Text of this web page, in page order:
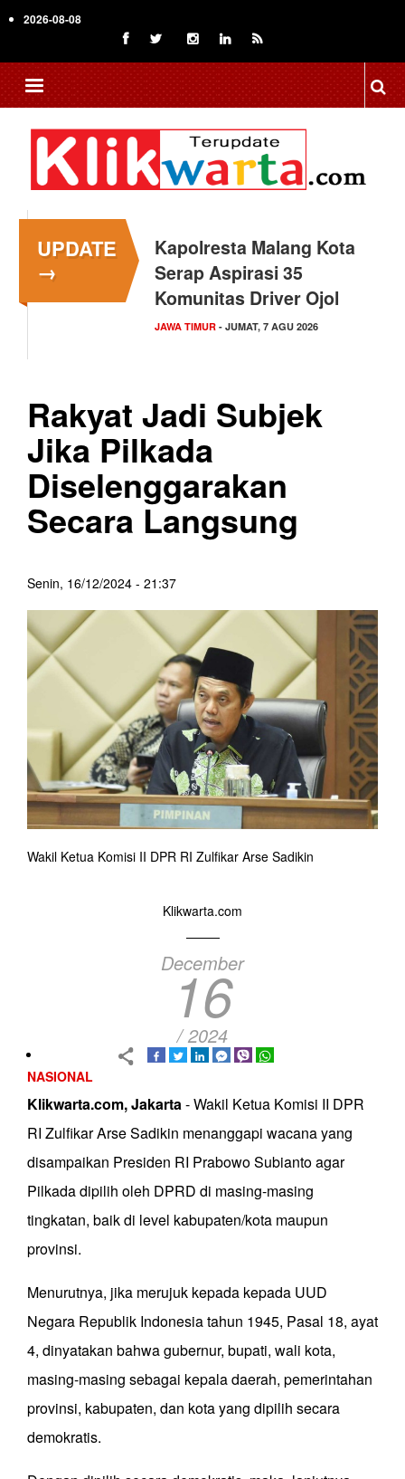
to
content
2026-08-08
UPDATE
→
Kapolresta Malang Kota
Serap Aspirasi 35
Komunitas Driver Ojol
JAWA TIMUR - JUMAT, 7 AGU 2026
Rakyat Jadi Subjek
Jika Pilkada
Diselenggarakan
Secara Langsung
Senin, 16/12/2024 - 21:37
Wakil Ketua Komisi II DPR RI Zulfikar Arse Sadikin
Klikwarta.com
December
16
/ 2024
NASIONAL
Klikwarta.com, Jakarta- Wakil Ketua Komisi II DPR
RI Zulfikar Arse Sadikin menanggapi wacana yang
disampaikan Presiden RI Prabowo Subianto agar
Pilkada dipilih oleh DPRD di masing-masing
tingkatan, baik di level kabupaten/kota maupun
provinsi.
Menurutnya, jika merujuk kepada kepada UUD
Negara Republik Indonesia tahun 1945, Pasal 18, ayat
4, dinyatakan bahwa gubernur, bupati, wali kota,
masing-masing sebagai kepala daerah, pemerintahan
provinsi, kabupaten, dan kota yang dipilih secara
demokratis.